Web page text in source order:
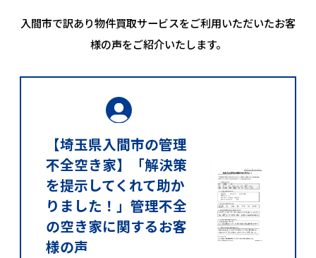
入間市で訳あり物件買取サービスをご利用いただいたお客
様の声をご紹介いたします。
【埼玉県入間市の管理
不全空き家】「解決策
を提示してくれて助か
りました！」管理不全
の空き家に関するお客
様の声